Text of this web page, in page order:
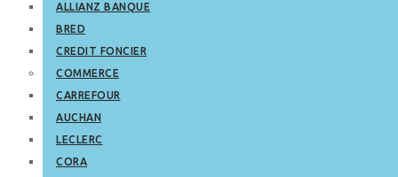
ALLIANZ BANQUE
BRED
CREDIT FONCIER
COMMERCE
CARREFOUR
AUCHAN
LECLERC
CORA